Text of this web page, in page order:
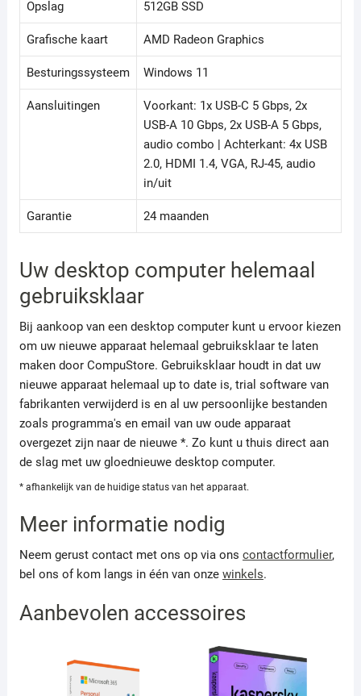
Opslag 512GB SSD
Grafische kaart AMD Radeon Graphics
Besturingssysteem Windows 11
Aansluitingen
Voorkant: 1x USB-C 5 Gbps, 2x
USB-A 10 Gbps, 2x USB-A 5 Gbps,
audio combo | Achterkant: 4x USB
2.0, HDMI 1.4, VGA, RJ-45, audio
in/uit
Garantie 24 maanden
Uw desktop computer helemaal
gebruiksklaar
Bij aankoop van een desktop computer kunt u ervoor kiezen
om uw nieuwe apparaat helemaal gebruiksklaar te laten
maken door CompuStore. Gebruiksklaar houdt in dat uw
nieuwe apparaat helemaal up to date is, trial software van
fabrikanten verwijderd is en al uw persoonlijke bestanden
zoals programma's en email van uw oude apparaat
overgezet zijn naar de nieuwe *. Zo kunt u thuis direct aan
de slag met uw gloednieuwe desktop computer.
* afhankelijk van de huidige status van het apparaat.
Meer informatie nodig
Neem gerust contact met ons op via ons contactformulier,
bel ons of kom langs in één van onze winkels.
Aanbevolen accessoires